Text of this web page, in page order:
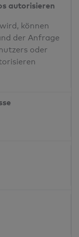
autorisieren
können
der Anfrage
oder